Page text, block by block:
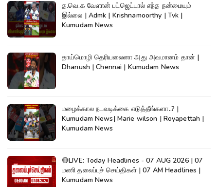
த.வெ.க வேளான் பட்ஜெட்டால் எந்த நன்மையும்
இல்லை | Admk | Krishnamoorthy | Tvk |
Kumudam News
தாய்மொழி தெரியலைனா அது அவமானம் தான் |
Dhanush | Chennai | Kumudam News
மழைக்கால நடவடிக்கை எடுத்தீங்களா..? |
Kumudam News| Marie wilson | Royapettah |
Kumudam News
🔴LIVE: Today Headlines - 07 AUG 2026 | 07
மணி தலைப்புச் செய்திகள் | 07 AM Headlines |
Kumudam News